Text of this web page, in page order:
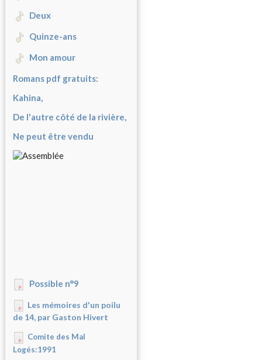
Deux
Quinze-ans
Mon amour
Romans pdf gratuits:
Kahina,
De l'autre côté de la rivière,
Ne peut être vendu
Possible n°9
Les mémoires d'un poilu
de 14, par Gaston Hivert
Comite des Mal
Logés:1991